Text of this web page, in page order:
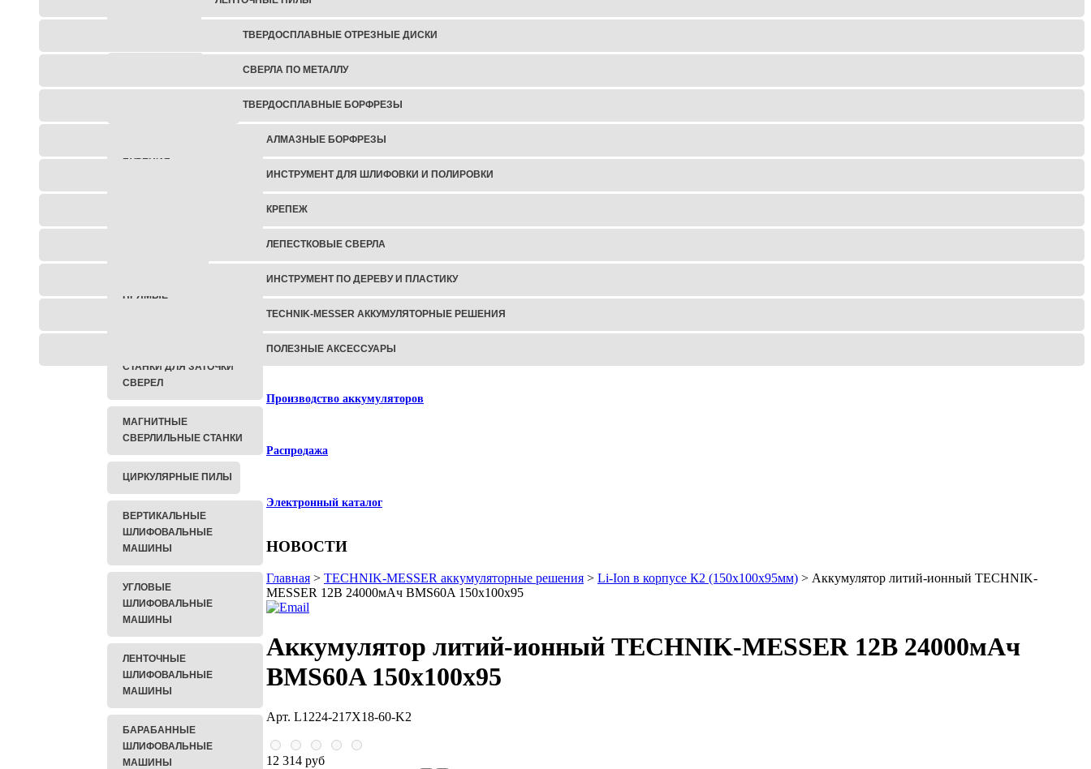
БУРЕНИЯ
ПРЯМЫЕ
СТАНКИ ДЛЯ ЗАТОЧКИ
СВЕРЕЛ
МАГНИТНЫЕ
СВЕРЛИЛЬНЫЕ СТАНКИ
ЦИРКУЛЯРНЫЕ ПИЛЫ
ВЕРТИКАЛЬНЫЕ
ШЛИФОВАЛЬНЫЕ
МАШИНЫ
УГЛОВЫЕ
ШЛИФОВАЛЬНЫЕ
МАШИНЫ
ЛЕНТОЧНЫЕ
ШЛИФОВАЛЬНЫЕ
МАШИНЫ
БАРАБАННЫЕ
ШЛИФОВАЛЬНЫЕ
МАШИНЫ
ТВЕРДОСПЛАВНЫЕ ОТРЕЗНЫЕ ДИСКИ
СВЕРЛА ПО МЕТАЛЛУ
ТВЕРДОСПЛАВНЫЕ БОРФРЕЗЫ
АЛМАЗНЫЕ БОРФРЕЗЫ
ИНСТРУМЕНТ ДЛЯ ШЛИФОВКИ И ПОЛИРОВКИ
КРЕПЕЖ
ЛЕПЕСТКОВЫЕ СВЕРЛА
ИНСТРУМЕНТ ПО ДЕРЕВУ И ПЛАСТИКУ
TECHNIK-MESSER АККУМУЛЯТОРНЫЕ РЕШЕНИЯ
ПОЛЕЗНЫЕ АКСЕССУАРЫ
Производство аккумуляторов
Распродажа
Электронный каталог
НОВОСТИ
Главная > TECHNIK-MESSER аккумуляторные решения > Li-Ion в корпусе К2 (150х100х95мм) > Аккумулятор литий-ионный TECHNIK-
MESSER 12В 24000мАч BMS60A 150x100x95
Аккумулятор литий-ионный TECHNIK-MESSER 12В 24000мАч
BMS60A 150x100x95
Арт. L1224-217X18-60-K2
12 314 руб